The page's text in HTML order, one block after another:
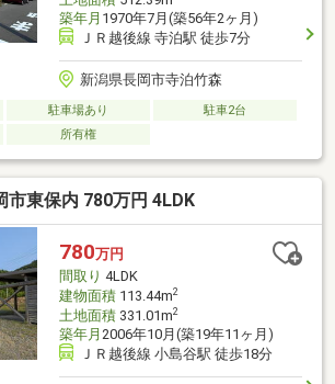
築年月 1970年7月(築56年2ヶ月)
ＪＲ越後線 寺泊駅 徒歩7分
新潟県長岡市寺泊竹森
駐車場あり
駐車2台
所有権
市東保内 780万円 4LDK
780万円
間取り 4LDK
建物面積113.44m2
土地面積331.01m2
築年月 2006年10月(築19年11ヶ月)
ＪＲ越後線 小島谷駅 徒歩18分